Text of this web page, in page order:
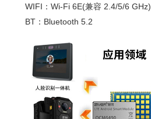
WIFI：Wi-Fi 6E(兼容 2.4/5/6 GHz)
BT：Bluetooth 5.2